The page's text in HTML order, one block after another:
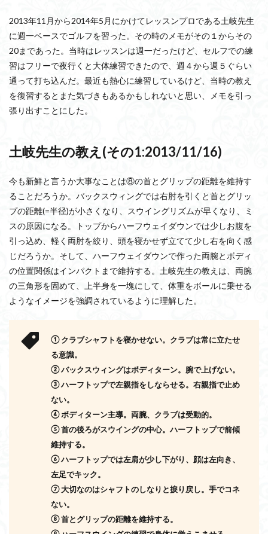
2013年11月から2014年5月にかけてレッスンプロである土岐先生
に週一ベースでゴルフを習った。その時のメモがその１からその
20まであった。当時はレッスンは週一だったけど、セルフでの練
習はフリーで夜行くと大体練習できたので、週４から週５ぐらい
通って打ち込んだ。最近も熱心に練習しているけど、当時の教え
を復習するとまた気づきもあるかもしれないと思い、メモを引っ
張り出すことにした。
土岐先生の教え(その1:2013/11/16)
今も新鮮と言うか大事なことは⑧の首とグリップの距離を維持す
ることだろうか。バックスウィングでは右肘を引くと首とグリッ
プの距離(=半径)が小さくなり、スウイングリズムが早くなり、ミ
スの原因になる。トップからハーフウェイダウンでは少しお腹を
引っ込め、軽く両肘を絞り、頭を寝かせず立てて少し右を向く感
じだろうか。そして、ハーフウェイダウンで作った両腕とボディ
の位置関係はインパクトまで維持する。土岐先生の教えは、両腕
の三角形を固めて、上半身を一塊にして、体重をボールに乗せる
ようなイメージを強調されているように理解した。
① クラブシャフトを寝かせない。クラブは常に立たせ
る意識。
②バックスウィングはボディターン。腕で上げない。
③ハーフトップで左親指をしならせる。右親指で止め
ない。
④ ボディターン主導。両腕、クラブは受動的。
⑤首の後ろがスウイングの中心。ハーフトップで前傾
維持する。
⑥ハーフトップでは左肩が少し下がり、顔は左向き、
左足でキック。
⑦大切なのはシャフトのしなりと捩り戻し。手でコネ
ない。
⑧首とグリップの距離を維持する。